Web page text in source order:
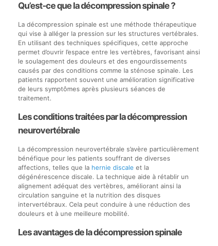
Qu’est-ce que la décompression spinale ?
La décompression spinale est une méthode thérapeutique
qui vise à alléger la pression sur les structures vertébrales.
En utilisant des techniques spécifiques, cette approche
permet d’ouvrir l’espace entre les vertèbres, favorisant ainsi
le soulagement des douleurs et des engourdissements
causés par des conditions comme la sténose spinale. Les
patients rapportent souvent une amélioration significative
de leurs symptômes après plusieurs séances de
traitement.
Les conditions traitées par la décompression
neurovertébrale
La décompression neurovertébrale s’avère particulièrement
bénéfique pour les patients souffrant de diverses
affections, telles que la hernie discale et la
dégénérescence discale. La technique aide à rétablir un
alignement adéquat des vertèbres, améliorant ainsi la
circulation sanguine et la nutrition des disques
intervertébraux. Cela peut conduire à une réduction des
douleurs et à une meilleure mobilité.
Les avantages de la décompression spinale